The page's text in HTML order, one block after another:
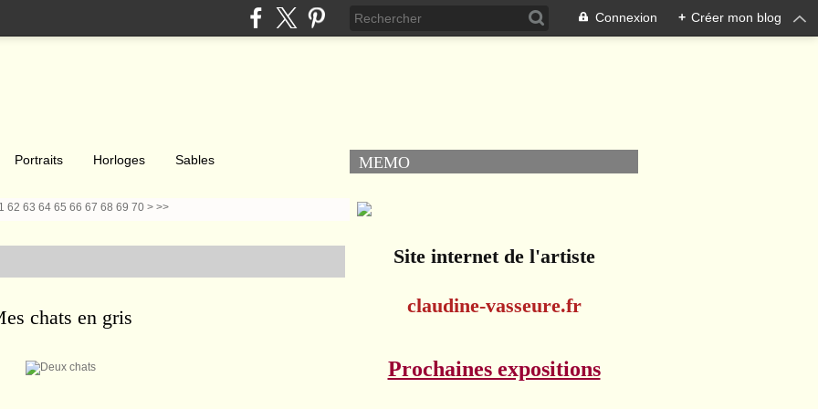
Connexion + Créer mon blog
Portraits Horloges Sables
62 63 64 65 66 67 68 69 70 80
90
100
> >>
chats en gris
MEMO
Site internet de l'artiste
claudine-vasseure.fr
Prochaines expositions